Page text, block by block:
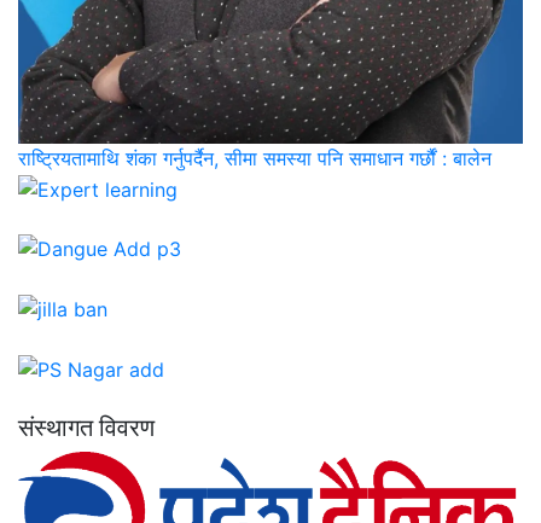
राष्ट्रियतामाथि शंका गर्नुपर्दैन, सीमा समस्या पनि समाधान गर्छौं : बालेन
संस्थागत विवरण